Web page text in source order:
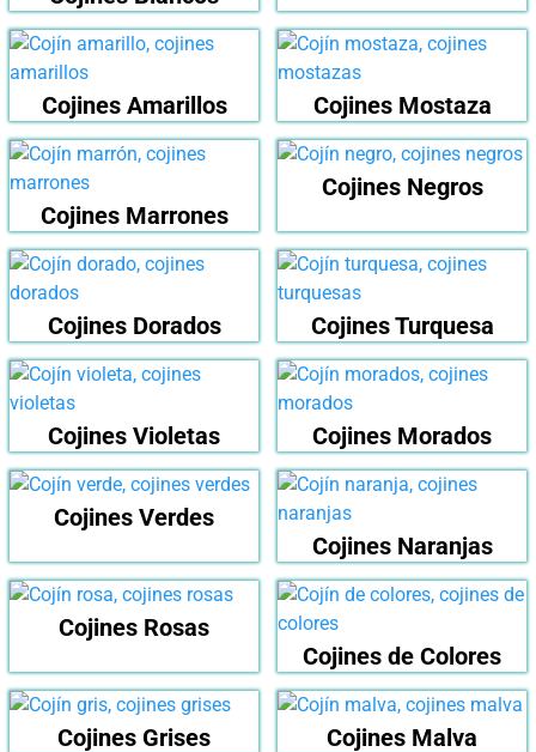
Cojines Amarillos Cojines Mostaza
Cojines Marrones
Cojines Negros
Cojines Dorados Cojines Turquesa
Cojines Violetas Cojines Morados
Cojines Verdes
Cojines Naranjas
Cojines Rosas
Cojines de Colores
Cojines Grises Cojines Malva